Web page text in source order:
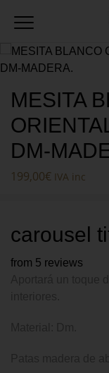
MESITA
DM-
199,00€ IVA inc
carousel
from 5 reviews